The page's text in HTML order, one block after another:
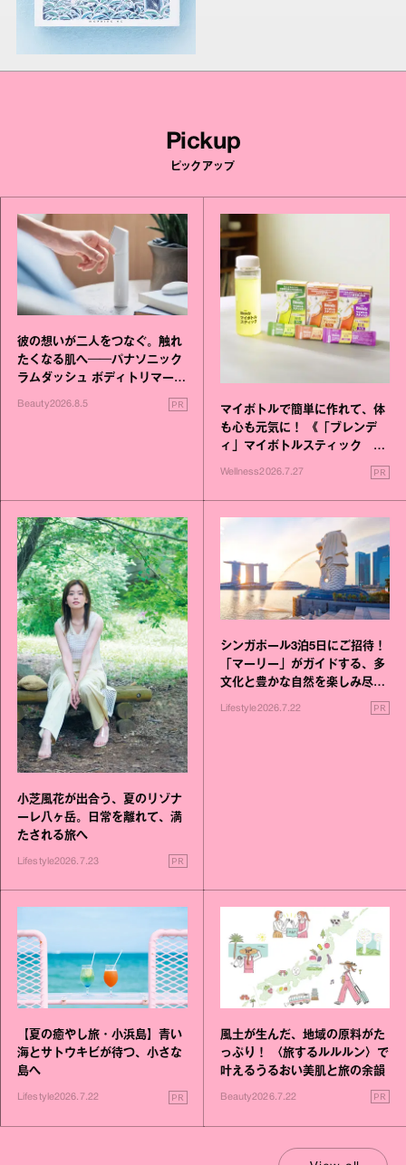
Pickup
ピックアップ
彼の想いが二人をつなぐ。触れ
たくなる肌へ──パナソニック
ラムダッシュ ボディトリマーが
Beauty2026.8.5 PR
マイボトルで簡単に作れて、体
も心も元気に！ 《「ブレンデ
ィ」マイボトルスティック い
いこと毎日》シリーズが誕生
Wellness2026.7.27 PR
小芝風花が出合う、夏のリゾナ
ーレ八ヶ岳。日常を離れて、満
たされる旅へ
Lifestyle2026.7.23 PR
シンガポール3泊5日にご招待！
「マーリー」がガイドする、多
文化と豊かな自然を楽しみ尽く
Lifestyle2026.7.22 PR
【夏の癒やし旅・小浜島】青い
海とサトウキビが待つ、小さな
島へ
Lifestyle2026.7.22 PR
風土が生んだ、地域の原料がた
っぷり！ 〈旅するルルルン〉で
叶えるうるおい美肌と旅の余韻
Beauty2026.7.22 PR